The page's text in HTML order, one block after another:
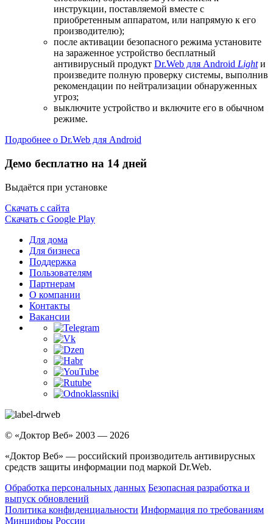
инструкции, поставляемой вместе с
приобретенным аппаратом, или напрямую к его
производителю);
после активации безопасного режима установите
на зараженное устройство бесплатный
антивирусный продукт Dr.Web для Android Lightи
произведите полную проверку системы, выполнив
рекомендации по нейтрализации обнаруженных
угроз;
выключите устройство и включите его в обычном
режиме.
Подробнее о Dr.Web для Android
Демо бесплатно на 14 дней
Выдаётся при установке
Скачать с сайта
Скачать с Google Play
Для дома
Для бизнеса
Поддержка
Пользователям
Партнерам
О компании
Контакты
Вакансии
© «Доктор Веб» 2003 — 2026
«Доктор Веб» — российский производитель антивирусных
средств защиты информации под маркой Dr.Web.
Обработка персональных данных Безопасная разработка и
выпуск обновлений
Политика конфиденциальности Информация по требованиям
Минцифры России